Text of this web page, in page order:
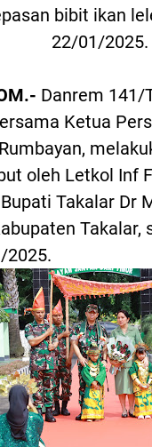
bibit ikan
22/01/2025.
Danrem 141/
Ketua
oleh Letkol Inf
Takalar Dr
2025.